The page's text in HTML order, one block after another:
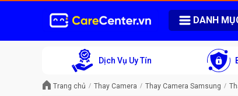
DANH
Dịch Vụ Uy Tín
Trang chủ Thay Camera Thay Camera Samsung